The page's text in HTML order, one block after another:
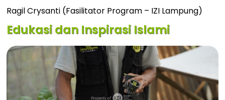
Ragil Crysanti (Fasilitator Program – IZI Lampung)
Edukasi dan Inspirasi Islami